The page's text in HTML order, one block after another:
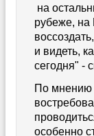
на
рубеже, на
и видеть,
сегодня" -
По мнению
особенно